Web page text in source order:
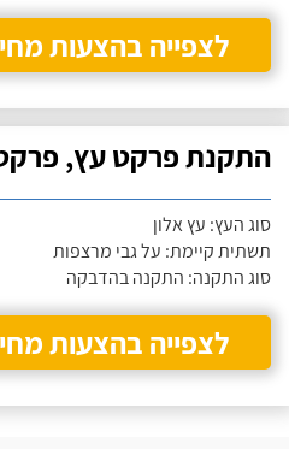
לצפייה בהצעות
התקנת פרקט עץ,
סוג העץ: עץ אלון
תשתית קיימת: על גבי מרצפות
סוג התקנה: התקנה בהדבקה
לצפייה בהצעות